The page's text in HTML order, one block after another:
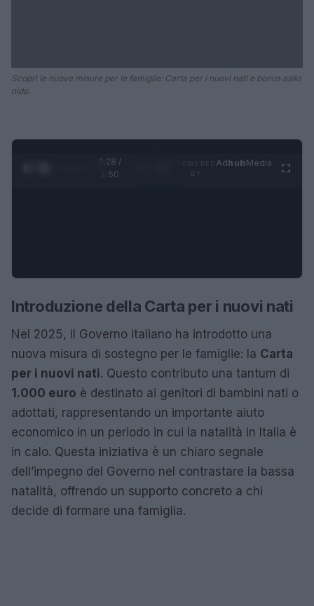
Scopri le nuove misure per le famiglie: Carta per i nuovi nati e bonus asilo
nido.
0:28 /
1:50
AdhubMedia
Introduzione della Carta per i nuovi nati
Nel 2025, il Governo italiano ha introdotto una
nuova misura di sostegno per le famiglie: la Carta
per i nuovi nati. Questo contributo una tantum di
1.000 euro è destinato ai genitori di bambini nati o
adottati, rappresentando un importante aiuto
economico in un periodo in cui la natalità in Italia è
in calo. Questa iniziativa è un chiaro segnale
dell’impegno del Governo nel contrastare la bassa
natalità, offrendo un supporto concreto a chi
decide di formare una famiglia.